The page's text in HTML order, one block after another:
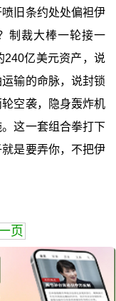
旧条约处处偏袒伊
制裁大棒一轮接一
240亿美元资产，说
输的命脉，说封锁
空袭，隐身轰炸机
这一套组合拳打下
是要弄你，不把伊
页